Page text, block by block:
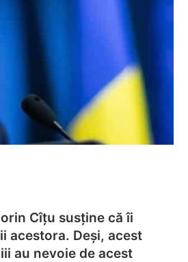
Cîțu susține că îi
acestora. Deși, acest
au nevoie de acest